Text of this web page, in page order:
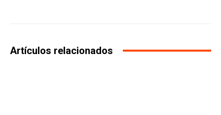
Artículos relacionados